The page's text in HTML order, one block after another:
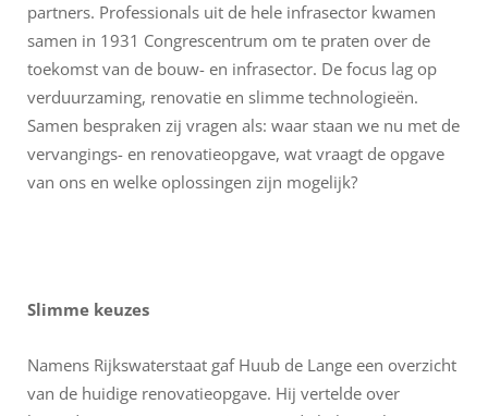
partners. Professionals uit de hele infrasector kwamen
samen in 1931 Congrescentrum om te praten over de
toekomst van de bouw- en infrasector. De focus lag op
verduurzaming, renovatie en slimme technologieën.
Samen bespraken zij vragen als: waar staan we nu met de
vervangings- en renovatieopgave, wat vraagt de opgave
van ons en welke oplossingen zijn mogelijk?
Slimme keuzes
Namens Rijkswaterstaat gaf Huub de Lange een overzicht
van de huidige renovatieopgave. Hij vertelde over